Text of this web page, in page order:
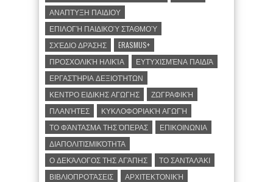
ΑΝΑΠΤΥΞΗ ΠΑΙΔΙΟΥ
ΕΠΙΛΟΓΉ ΠΑΙΔΙΚΟΎ ΣΤΑΘΜΟΎ
ΣΧΈΔΙΟ ΔΡΆΣΗΣ
ERASMUS+
ΠΡΟΣΧΟΛΙΚΉ ΗΛΙΚΊΑ
ΕΥΤΥΧΙΣΜΈΝΑ ΠΑΙΔΙΆ
ΕΡΓΑΣΤΉΡΙΑ ΔΕΞΙΟΤΉΤΩΝ
ΚΕΝΤΡΟ ΕΙΔΙΚΗΣ ΑΓΩΓΗΣ
ΖΩΓΡΑΦΙΚΉ
ΠΛΑΝΉΤΕΣ
ΚΥΚΛΟΦΟΡΙΑΚΉ ΑΓΩΓΉ
ΤΟ ΦΆΝΤΑΣΜΑ ΤΗΣ ΌΠΕΡΑΣ
ΕΠΙΚΟΙΝΩΝΙΑ
ΔΙΑΠΟΛΙΤΙΣΜΙΚΌΤΗΤΑ
Ο ΔΕΚΆΛΟΓΟΣ ΤΗΣ ΑΓΆΠΗΣ
ΤΟ ΣΑΝΤΑΛΆΚΙ
ΒΙΒΛΙΟΠΡΟΤΆΣΕΙΣ
ΑΡΧΙΤΕΚΤΟΝΙΚΉ